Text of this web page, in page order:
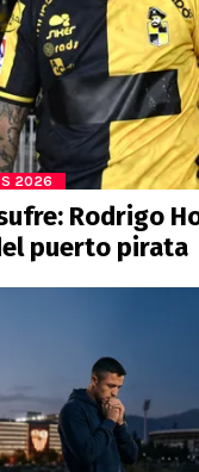
2026
Rodrigo
puerto pirata